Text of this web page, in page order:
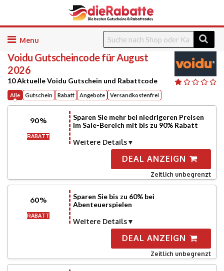
Skip
content
Voidu Gutscheincode für August
2026
10 Aktuelle Voidu Gutschein und Rabattcode
Alle Gutschein Rabatt Angebote Versandkostenfrei
90%
RABATT
Sparen Sie mehr bei niedrigeren Preisen
im Sale-Bereich mit bis zu 90% Rabatt
Weitere Details
DEAL ANZEIGN
Zeitlich unbegrenzt
60%
RABATT
Sparen Sie bis zu 60% bei
Abenteuerspielen
Weitere Details
DEAL ANZEIGN
Zeitlich unbegrenzt